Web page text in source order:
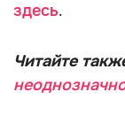
здесь.
Читайте